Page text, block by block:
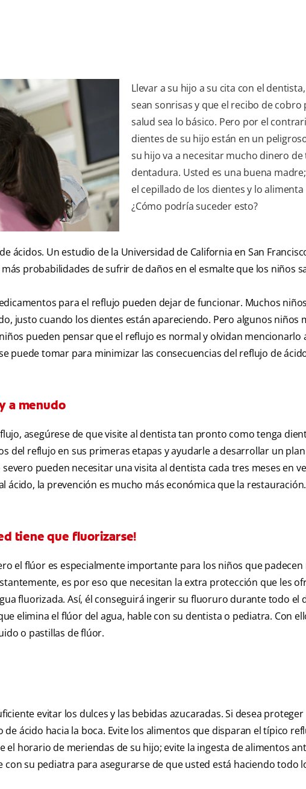
Llevar a su hijo a su cita con el
sean sonrisas y que el recibo de cobro
salud sea lo básico. Pero por el
dientes de su hijo están en un
su hijo va a necesitar mucho dinero
dentadura. Usted es una buena
el cepillado de los dientes y lo
¿Cómo podría suceder esto?
ácidos. Un estudio de la Universidad de California en San
probabilidades de sufrir de daños en el esmalte que los niños
para el reflujo pueden dejar de funcionar. Muchos
justo cuando los dientes están apareciendo. Pero algunos niños
pueden pensar que el reflujo es normal y olvidan mencionarlo
puede tomar para minimizar las consecuencias del reflujo de
a menudo
asegúrese de que visite al dentista tan pronto como tenga
del reflujo en sus primeras etapas y ayudarle a desarrollar un
pueden necesitar una visita al dentista cada tres meses en
ácido, la prevención es mucho más económica que la restauración.
tiene que fluorizarse!
el flúor es especialmente importante para los niños que
es por eso que necesitan la extra protección que les
fluorizada. Así, él conseguirá ingerir su fluoruro durante todo el
elimina el flúor del agua, hable con su dentista o pediatra. Con
o pastillas de flúor.
evitar los dulces y las bebidas azucaradas. Si desea
ácido hacia la boca. Evite los alimentos que disparan el típico
el horario de meriendas de su hijo; evite la ingesta de alimentos
su pediatra para asegurarse de que usted está haciendo todo